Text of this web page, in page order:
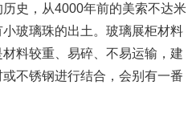
史，从4000年前的美索不达米
玻璃珠的出土。玻璃展柜材料
料较重、易碎、不易运输，建
不锈钢进行结合，会别有一番